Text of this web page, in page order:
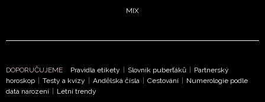
MIX
DOPORUČUJEME Pravidla etikety Slovník puberťáků
Partnerský
horoskop
Testy a kvízy Andělská čísla Cestování
Numerologie podle
data narození
Letní trendy